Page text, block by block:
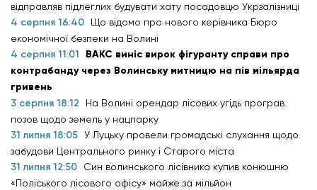
відправляв підлеглих будувати хату посадовцю Укрзалізниці
4 серпня 16:40
Що відомо про нового керівника Бюро
економічної безпеки на Волині
4 серпня 11:01
ВАКС виніс вирок фігуранту справи про
контрабанду через Волинську митницю на пів мільярда
гривень
3 серпня 18:12
На Волині орендар лісових угідь програв
позов щодо земель у нацпарку
31 липня 18:05 У Луцьку провели громадські слухання щодо
забудови Центрального ринку і Старого міста
31 липня 12:50
Син волинського лісівника купив конюшню
«Поліського лісового офісу» майже за мільйон